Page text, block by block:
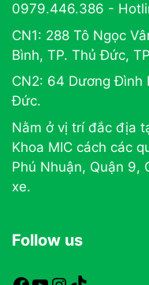
0979.446.386 -
CN1: 288 Tô Ngọc
Bình, TP. Thủ Đức,
CN2: 64 Dương Đình
Đức.
Nằm ở vị trí đắc địa
Khoa MIC cách các
Phú Nhuận, Quận 9,
xe.
Follow us